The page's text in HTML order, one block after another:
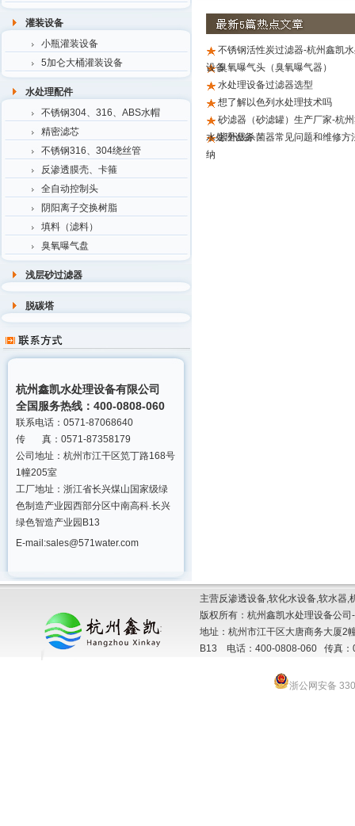
灌装设备
小瓶灌装设备
5加仑大桶灌装设备
水处理配件
不锈钢304、316、ABS水帽
精密滤芯
不锈钢316、304绕丝管
反渗透膜壳、卡箍
全自动控制头
阴阳离子交换树脂
填料（滤料）
臭氧曝气盘
浅层砂过滤器
脱碳塔
杭州鑫凯水处理设备有限公司
全国服务热线：400-0808-060
联系电话：0571-87068640
传 真：0571-87358179
公司地址：杭州市江干区笕丁路168号
1幢205室
工厂地址：浙江省长兴煤山国家级绿
色制造产业园西部分区中南高科.长兴
绿色智造产业园B13
E-mail:sales@571water.com
不锈钢活性炭过滤器-杭州鑫凯
设备臭氧曝气头（臭氧曝气器）
水处理设备过滤器选型
想了解以色列水处理技术吗
砂滤器（砂滤罐）生产厂家-杭
水处理设备
紫外线杀菌器常见问题和维修方
纳
主营反渗透设备,软化水设备,软水器
版权所有：杭州鑫凯水处理设备公
地址：杭州市江干区大唐商务大厦2
B13 电话：400-0808-060 传真：
浙公网安备